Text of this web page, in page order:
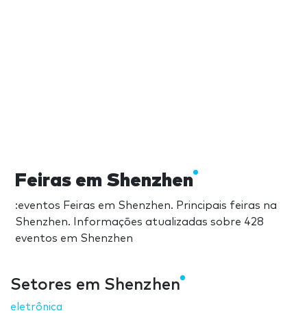
Feiras em Shenzhen
:eventos Feiras em Shenzhen. Principais feiras na
Shenzhen. Informações atualizadas sobre 428
eventos em Shenzhen
Setores em Shenzhen
eletrônica